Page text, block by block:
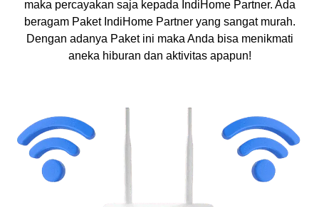
maka percayakan saja kepada IndiHome Partner. Ada
beragam Paket IndiHome Partner yang sangat murah.
Dengan adanya Paket ini maka Anda bisa menikmati
aneka hiburan dan aktivitas apapun!